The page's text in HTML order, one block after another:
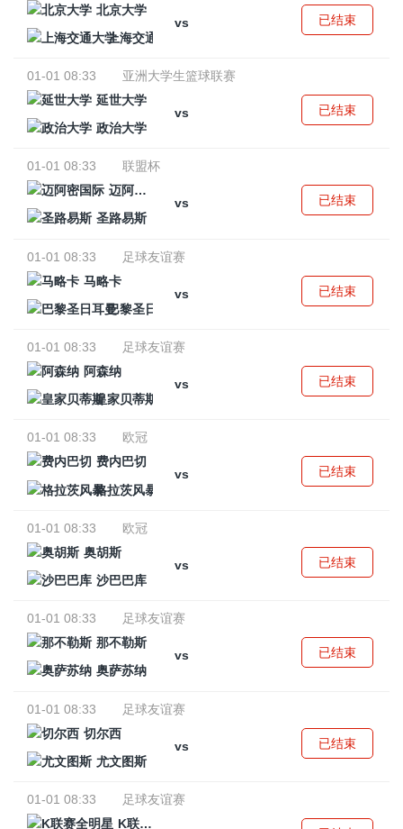
北京大学
vs
上海交通大学
已结束
01-01 08:33
亚洲大学生篮球联赛
延世大学
vs
政治大学
已结束
01-01 08:33
联盟杯
迈阿密国际
vs
圣路易斯
已结束
01-01 08:33
足球友谊赛
马略卡
vs
巴黎圣日耳曼
已结束
01-01 08:33
足球友谊赛
阿森纳
vs
皇家贝蒂斯
已结束
01-01 08:33
欧冠
费内巴切
vs
格拉茨风暴
已结束
01-01 08:33
欧冠
奥胡斯
vs
沙巴巴库
已结束
01-01 08:33
足球友谊赛
那不勒斯
vs
奥萨苏纳
已结束
01-01 08:33
足球友谊赛
切尔西
vs
尤文图斯
已结束
01-01 08:33
足球友谊赛
K联赛全明星